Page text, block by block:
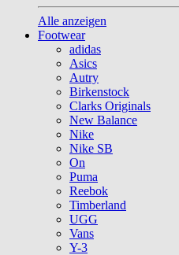
Alle anzeigen
Footwear
adidas
Asics
Autry
Birkenstock
Clarks Originals
New Balance
Nike
Nike SB
On
Puma
Reebok
Timberland
UGG
Vans
Y-3